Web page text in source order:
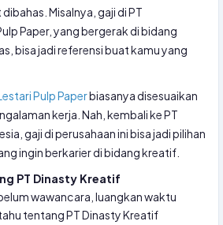
Misalnya, gaji di PT
Paper, yang bergerak di bidang
bisa jadi referensi buat kamu yang
Pulp Paperbiasanya disesuaikan
kerja. Nah, kembali ke PT
gaji di perusahaan ini bisa jadi pilihan
ingin berkarier di bidang kreatif.
PT Dinasty Kreatif
wawancara, luangkan waktu
tentang PT Dinasty Kreatif